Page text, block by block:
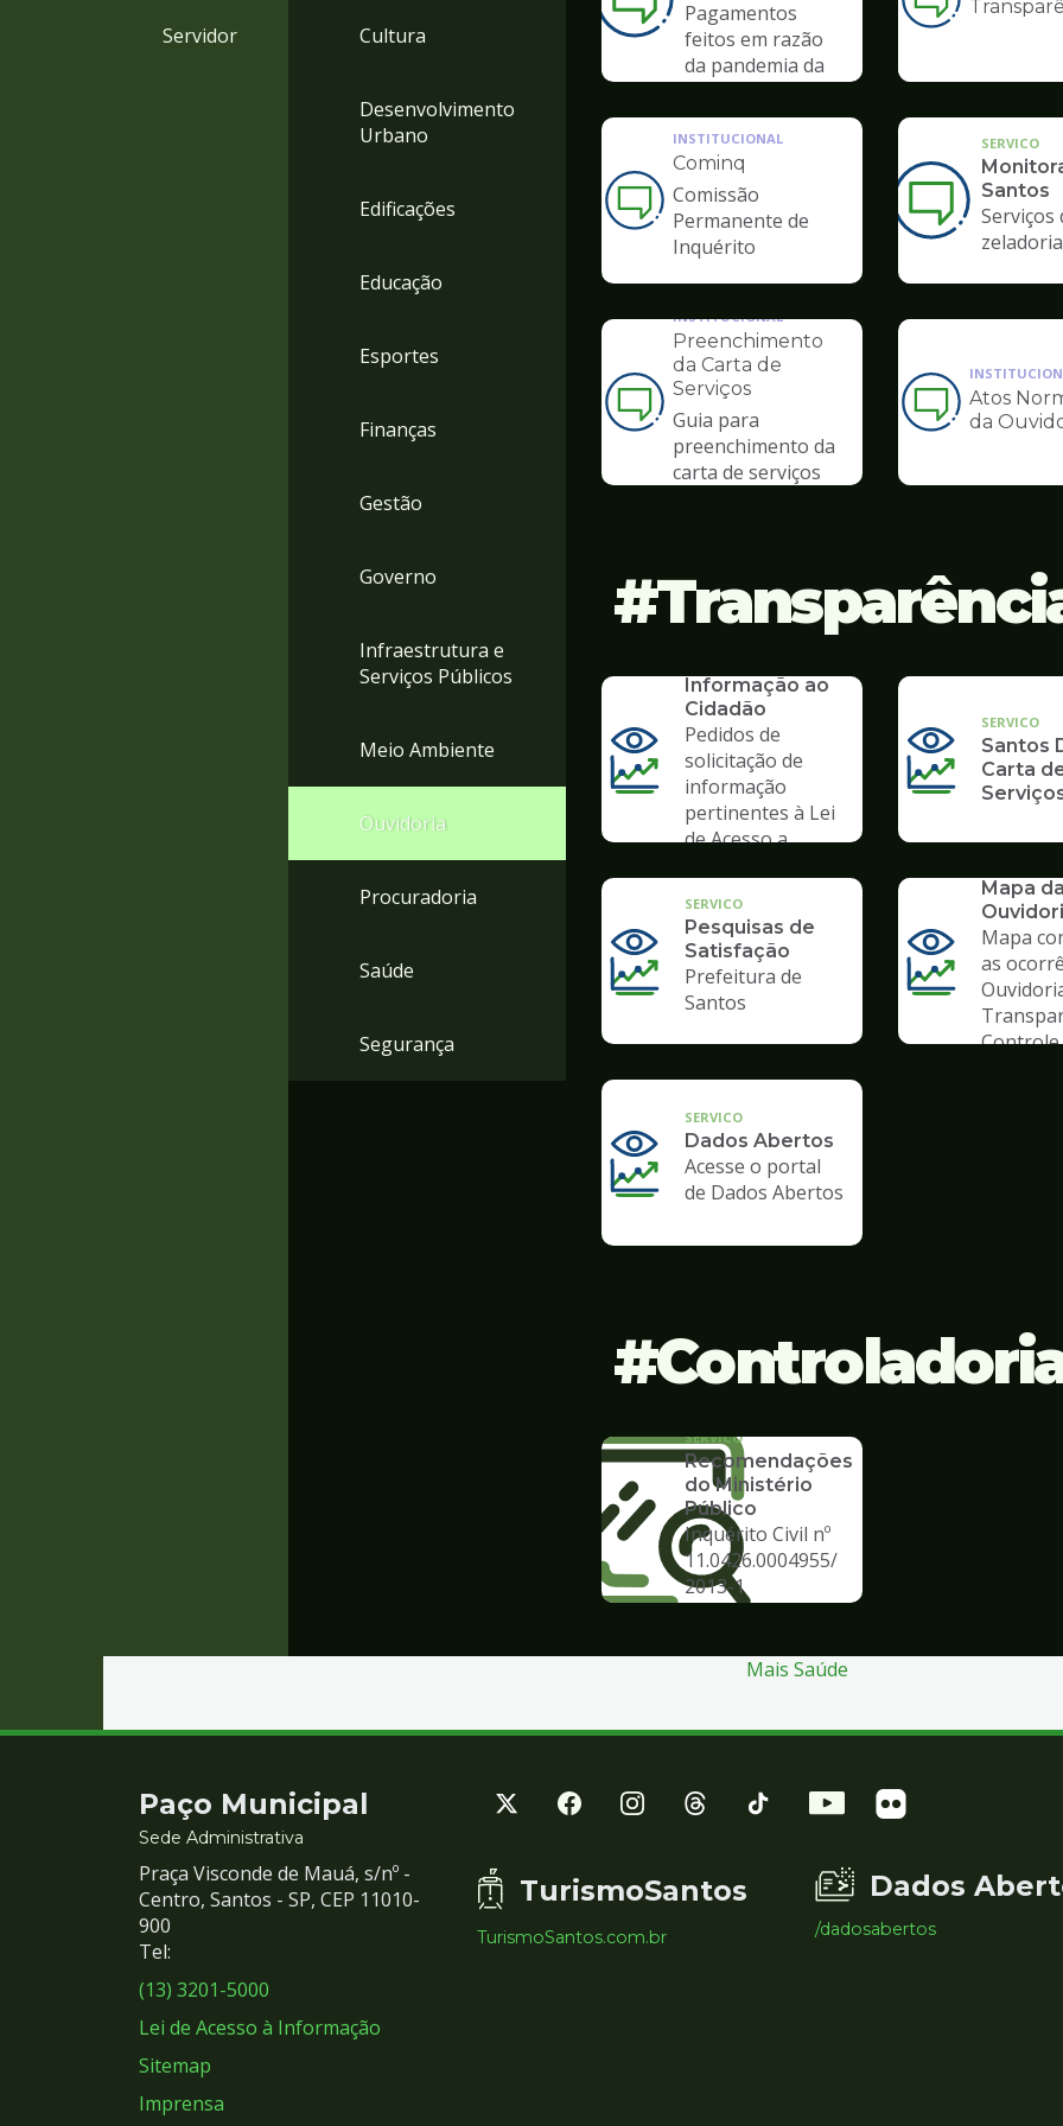
Servidor Cultura
Desenvolvimento
Urbano
Edificações
Educação
Esportes
Finanças
Gestão
Governo
Infraestrutura e
Serviços Públicos
Meio Ambiente
Ouvidoria
Procuradoria
Saúde
Segurança
Pagamentos
feitos em razão
da pandemia da
Ilustração
da
de
Ouvidoria
Ilustração
da
de
Ouvidoria
INSTITUCIONAL
Cominq
Comissão
Permanente de
Inquérito
SERVICO
Santos
Serviços
zeladoria
Ilustração
da
pagina
de
INSTITUCIONAL
Preenchimento
da Carta de
Serviços
Guia para
preenchimento da
carta de serviços
Ilustração
da
de
Atos
da
Informação ao
Cidadão
Pedidos de
solicitação de
informação
pertinentes à Lei
de Acesso a
SERVICO
Santos
Carta
SERVICO
Pesquisas de
Satisfação
Prefeitura de
Santos
Mapa
Mapa
as
Controle
SERVICO
Dados Abertos
Acesse o portal
de Dados Abertos
SERVICO
Recomendações
do Ministério
Público
Inquérito Civil nº
11.0426.0004955/
2013-1
Mais Saúde
Contato
e
Redes
Sociais
Paço Municipal
Sede Administrativa
Praça Visconde de Mauá, s/nº -
Centro, Santos - SP, CEP 11010-
900
Tel:
(13) 3201-5000
Lei de Acesso à Informação
Sitemap
Imprensa
TurismoSantos
TurismoSantos.com.br
Dados
/dadosabertos